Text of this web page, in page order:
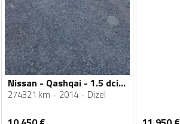
Nissan - Qashqai - 1.5 dci 81 kw.
274321 km 2014 Dizel